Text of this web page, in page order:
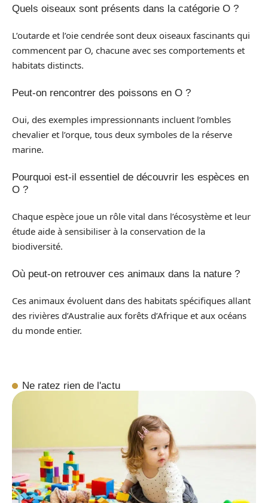
Quels oiseaux sont présents dans la catégorie O ?
L’outarde et l’oie cendrée sont deux oiseaux fascinants qui
commencent par O, chacune avec ses comportements et
habitats distincts.
Peut-on rencontrer des poissons en O ?
Oui, des exemples impressionnants incluent l’ombles
chevalier et l’orque, tous deux symboles de la réserve
marine.
Pourquoi est-il essentiel de découvrir les espèces en
O ?
Chaque espèce joue un rôle vital dans l’écosystème et leur
étude aide à sensibiliser à la conservation de la
biodiversité.
Où peut-on retrouver ces animaux dans la nature ?
Ces animaux évoluent dans des habitats spécifiques allant
des rivières d’Australie aux forêts d’Afrique et aux océans
du monde entier.
Ne ratez rien de l'actu